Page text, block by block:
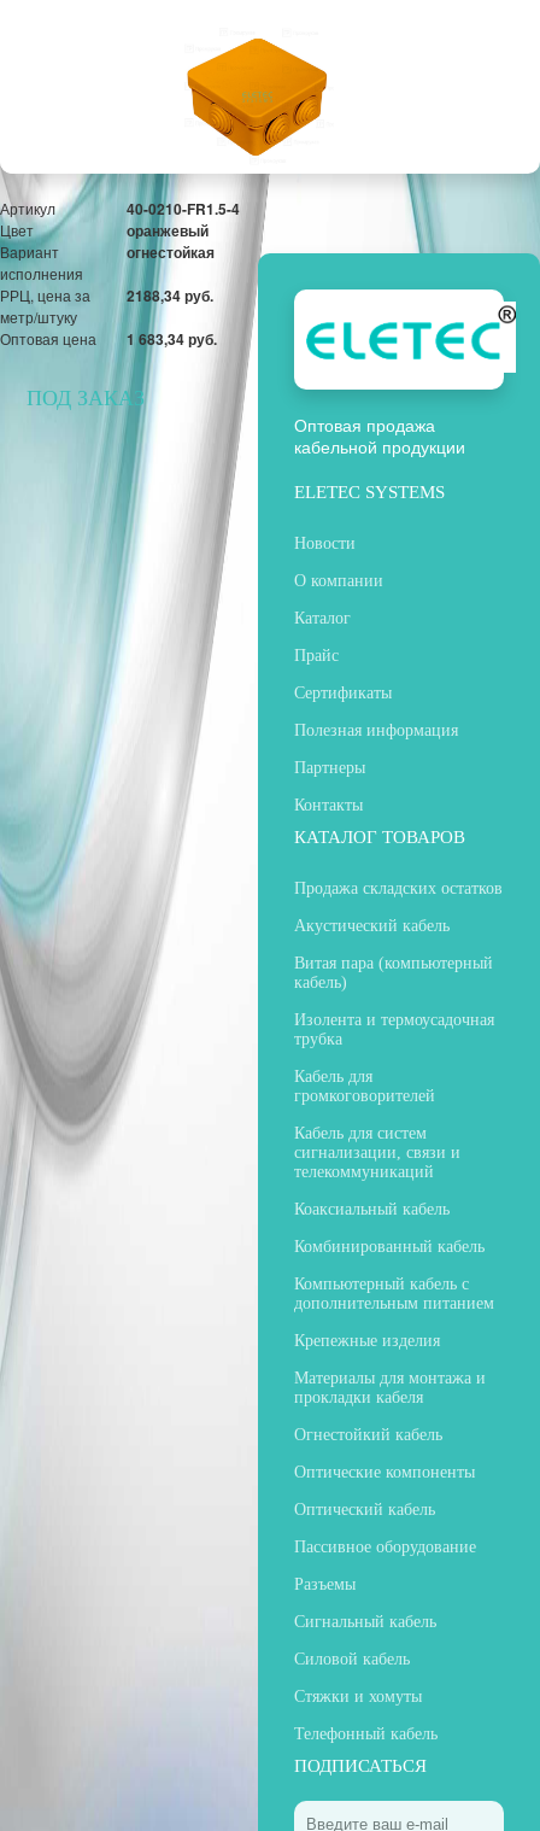
1 739,61 руб.
Артикул 40-0210-FR1.5-4
Цвет оранжевый
Вариант
исполнения
огнестойкая
РРЦ, цена за
метр/штуку
2188,34 руб.
Оптовая цена 1 683,34 руб.
ПОД ЗАКАЗ
Оптовая продажа
кабельной продукции
ELETEC SYSTEMS
Новости
О компании
Каталог
Прайс
Сертификаты
Полезная информация
Партнеры
Контакты
КАТАЛОГ ТОВАРОВ
Продажа складских остатков
Акустический кабель
Витая пара (компьютерный
кабель)
Изолента и термоусадочная
трубка
Кабель для
громкоговорителей
Кабель для систем
сигнализации, связи и
телекоммуникаций
Коаксиальный кабель
Комбинированный кабель
Компьютерный кабель с
дополнительным питанием
Крепежные изделия
Материалы для монтажа и
прокладки кабеля
Огнестойкий кабель
Оптические компоненты
Оптический кабель
Пассивное оборудование
Разъемы
Сигнальный кабель
Силовой кабель
Стяжки и хомуты
Телефонный кабель
ПОДПИСАТЬСЯ